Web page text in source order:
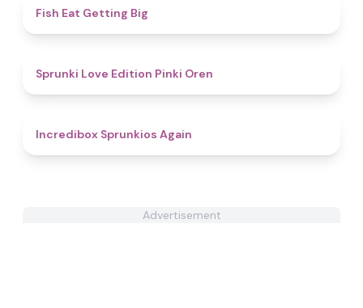
Fish Eat Getting Big
Sprunki Love Edition Pinki Oren
Incredibox Sprunkios Again
Advertisement